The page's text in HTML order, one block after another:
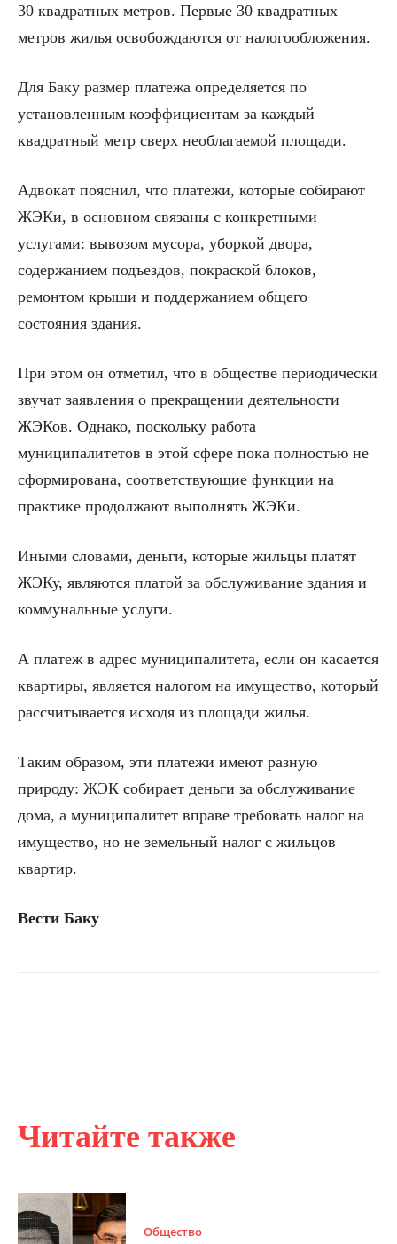
Читайте также
Общество
30 квадратных метров. Первые 30 квадратных
метров жилья освобождаются от налогообложения.
Для Баку размер платежа определяется по
установленным коэффициентам за каждый
квадратный метр сверх необлагаемой площади.
Адвокат пояснил, что платежи, которые собирают
ЖЭКи, в основном связаны с конкретными
услугами: вывозом мусора, уборкой двора,
содержанием подъездов, покраской блоков,
ремонтом крыши и поддержанием общего
состояния здания.
При этом он отметил, что в обществе периодически
звучат заявления о прекращении деятельности
ЖЭКов. Однако, поскольку работа
муниципалитетов в этой сфере пока полностью не
сформирована, соответствующие функции на
практике продолжают выполнять ЖЭКи.
Иными словами, деньги, которые жильцы платят
ЖЭКу, являются платой за обслуживание здания и
коммунальные услуги.
А платеж в адрес муниципалитета, если он касается
квартиры, является налогом на имущество, который
рассчитывается исходя из площади жилья.
Таким образом, эти платежи имеют разную
природу: ЖЭК собирает деньги за обслуживание
дома, а муниципалитет вправе требовать налог на
имущество, но не земельный налог с жильцов
квартир.
Вести Баку